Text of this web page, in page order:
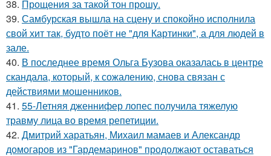
38. Прощения за такой тон прошу.
39. Самбурская вышла на сцену и спокойно исполнила
свой хит так, будто поёт не "для Картинки", а для людей в
зале.
40. В последнее время Ольга Бузова оказалась в центре
скандала, который, к сожалению, снова связан с
действиями мошенников.
41. 55-Летняя дженнифер лопес получила тяжелую
травму лица во время репетиции.
42. Дмитрий харатьян, Михаил мамаев и Александр
домогаров из "Гардемаринов" продолжают оставаться